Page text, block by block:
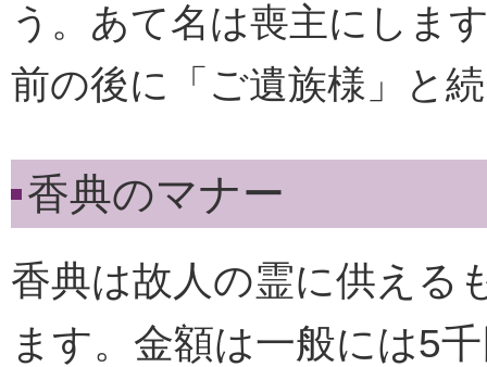
う。あて名は喪主にしま
前の後に「ご遺族様」と
香典のマナー
香典は故人の霊に供える
ます。金額は一般には5